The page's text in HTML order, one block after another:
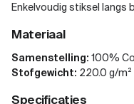
Enkelvoudig stiksel langs
Materiaal
Samenstelling: 100%
Stofgewicht: 220.0 g/m²
Specificaties